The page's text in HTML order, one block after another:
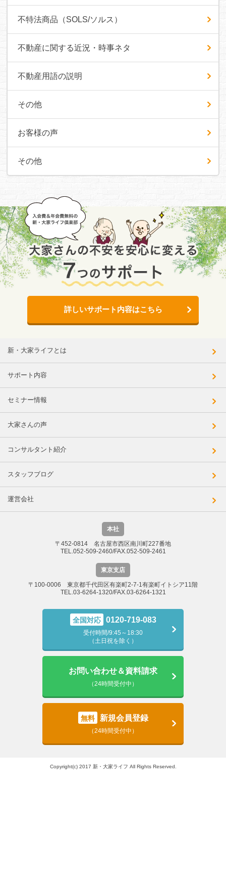
不特法商品（SOLS/ソルス）
不動産に関する近況・時事ネタ
不動産用語の説明
その他
お客様の声
その他
詳しいサポート内容はこちら
新・大家ライフとは
サポート内容
セミナー情報
大家さんの声
コンサルタント紹介
スタッフブログ
運営会社
本社
〒452-0814 名古屋市西区南川町227番地
TEL.052-509-2460/FAX.052-509-2461
東京支店
〒100-0006 東京都千代田区有楽町2-7-1有楽町イトシア11階
TEL.03-6264-1320/FAX.03-6264-1321
全国対応 0120-719-083
受付時間/9:45～18:30
（土日祝を除く）
お問い合わせ＆資料請求
（24時間受付中）
無料 新規会員登録
（24時間受付中）
Copyright(c) 2017 新・大家ライフ All Rights Reserved.